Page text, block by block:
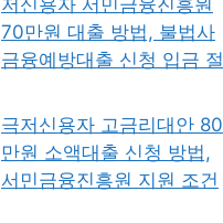
저신용자 서민금융진흥원
70만원 대출 방법, 불법사
금융예방대출 신청 입금 절
극저신용자 고금리대안 80
만원 소액대출 신청 방법,
서민금융진흥원 지원 조건